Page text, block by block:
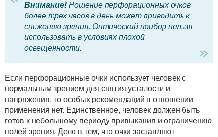
Внимание! Ношение перфорационных очков
более трех часов в день может приводить к
снижению зрения. Оптический прибор нельзя
использовать в условиях плохой
освещенности.
Если перфорационные очки использует человек с
нормальным зрением для снятия усталости и
напряжения, то особых рекомендаций в отношении
применения нет. Единственное, человек должен быть
готов к небольшому периоду привыкания и ограничению
полей зрения. Дело в том, что очки заставляют